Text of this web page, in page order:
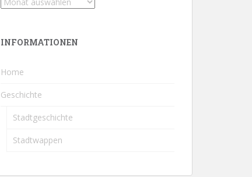
INFORMATIONEN
Home
Geschichte
Stadtgeschichte
Stadtwappen